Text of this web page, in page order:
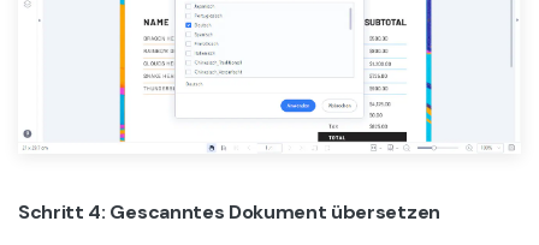
Schritt 4: Gescanntes Dokument übersetzen